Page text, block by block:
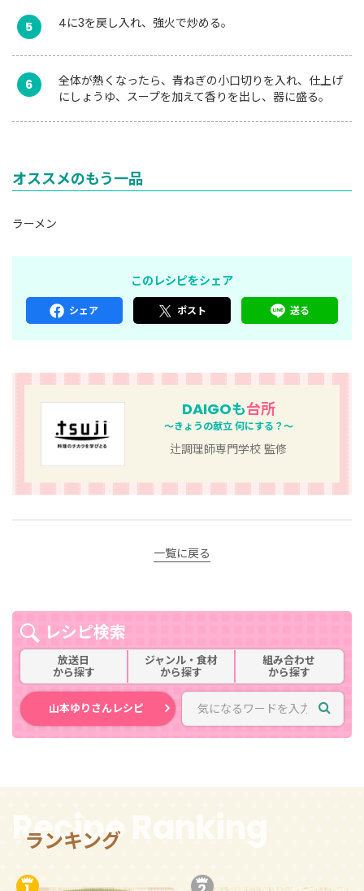
5 4に3を戻し入れ、強火で炒める。
6
全体が熱くなったら、青ねぎの小口切りを入れ、仕上げ
にしょうゆ、スープを加えて香りを出し、器に盛る。
オススメのもう一品
ラーメン
このレシピをシェア
シェア ポスト 送る
DAIGOも台所
～きょうの献立 何にする？～
辻調理師専門学校 監修
一覧に戻る
レシピ検索
放送日
から探す
ジャンル・食材
から探す
組み合わせ
から探す
山本ゆりさんレシピ
ランキング
Recipe Ranking